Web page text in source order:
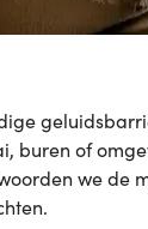
buren of
we de